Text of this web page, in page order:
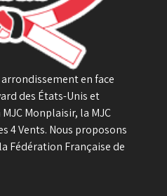
en face
des États-Unis et
Monplaisir, la MJC
4 Vents. Nous proposons
Fédération Française de